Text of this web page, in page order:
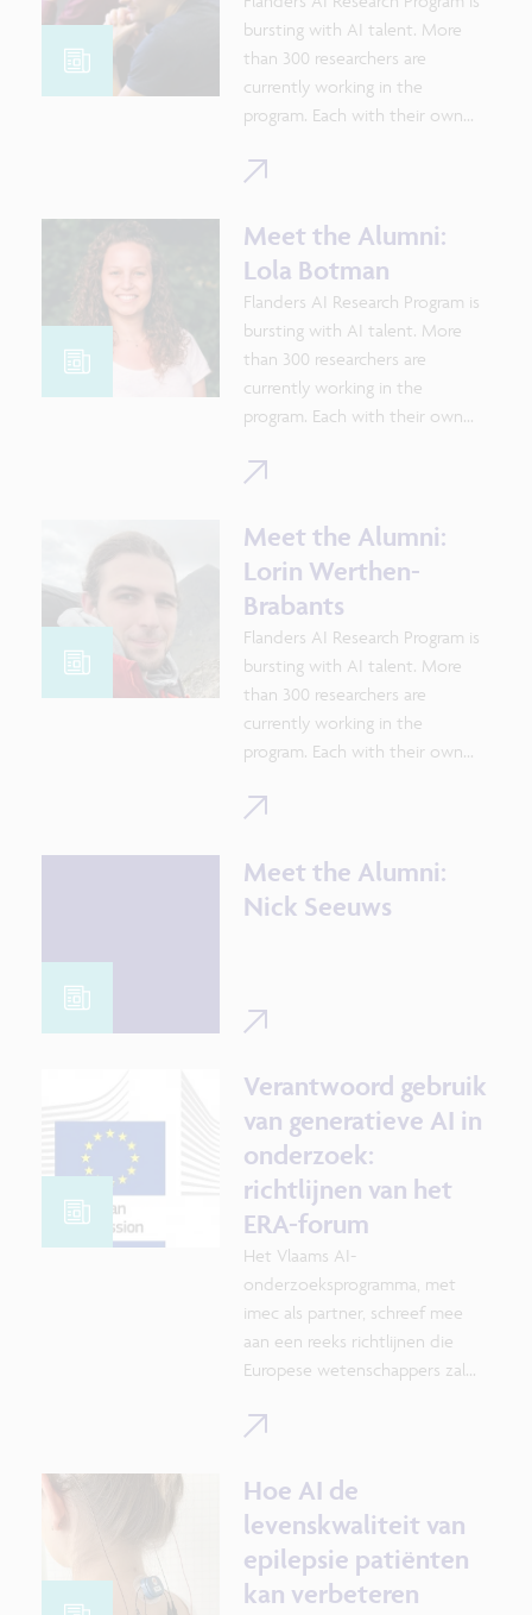
knowledge exchange and
networking.
*The Flanders AI Forum is the
flagship event of thé Flanders AI
focusing on strategic basic
research.
bursting with AI talent. More
than 300 researchers are
currently working in the
program. Each with their own
2019 more than 100 PhD
continue to monitor their
activities and observe how they
shape the world. Would you like
to meet them? Let’s have a look
behind the scenes and
investigate what drives them.
Meet the Alumni:
Lola Botman
Flanders AI Research Program is
bursting with AI talent. More
than 300 researchers are
currently working in the
program. Each with their own
2019 more than 100 PhD
continue to monitor their
activities and observe how they
shape the world. Would you like
to meet them? Let’s have a look
behind the scenes and
investigate what drives them.
Meet the Alumni:
Lorin Werthen-
Brabants
Flanders AI Research Program is
bursting with AI talent. More
than 300 researchers are
currently working in the
program. Each with their own
2019 more than 100 PhD
continue to monitor their
activities and observe how they
shape the world. Would you like
investigate what drives them.
Meet the Alumni:
Nick Seeuws
Verantwoord gebruik
van generatieve AI in
onderzoek:
richtlijnen van het
ERA-forum
Het Vlaams AI-
onderzoeksprogramma, met
imec als partner, schreef mee
aan een reeks richtlijnen die
Europese wetenschappers zal
onderzoek verantwoord om te
intelligentie (GenAI).
Hoe AI de
levenskwaliteit van
epilepsie patiënten
kan verbeteren